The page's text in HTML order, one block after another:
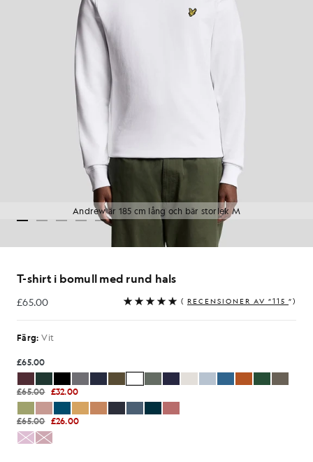
Andrew är 185 cm lång och bär storlek M
T-shirt i bomull med rund hals
£65.00
£65.00 ( RECENSIONER AV ”115 ”)
Färg: Vit
£65.00
£65.00 £32.00
£65.00 £26.00